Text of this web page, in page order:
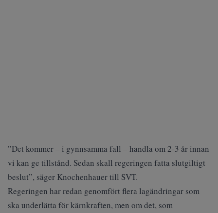
”Det kommer – i gynnsamma fall – handla om 2-3 år innan
vi kan ge tillstånd. Sedan skall regeringen fatta slutgiltigt
beslut”, säger Knochenhauer till SVT.
Regeringen har redan genomfört flera lagändringar som
ska underlätta för kärnkraften, men om det, som